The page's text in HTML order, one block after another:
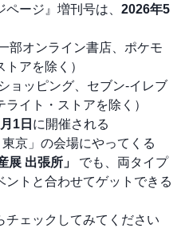
ージ』増刊号は、 2026年5
部オンライン書店、ポケモ
アを除く）
ョッピング、セブン-イレブ
イト・ストアを除く）
1日 に開催される
京」の会場にやってくる
展 出張所」
でも、両タイプ
トと合わせてゲットできる
チェックしてみてください